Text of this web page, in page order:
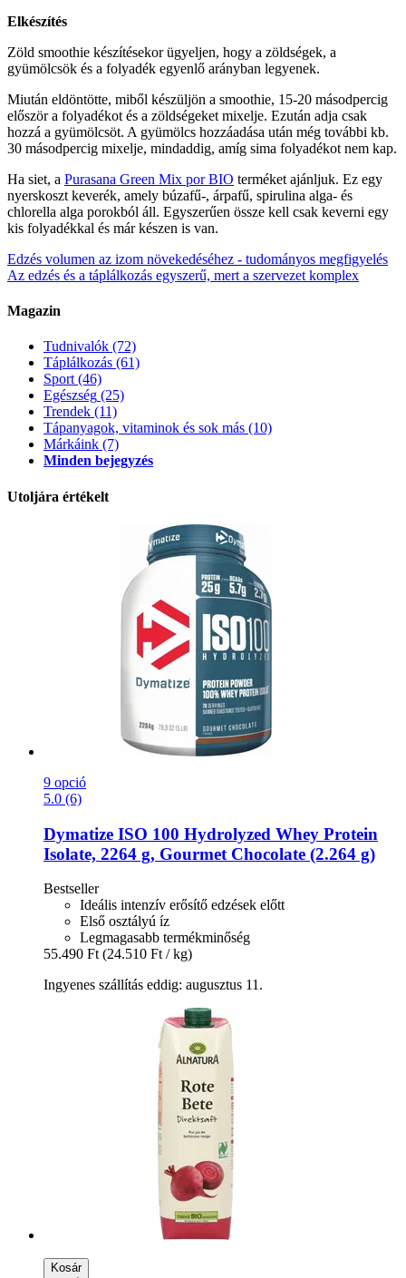
Elkészítés
Zöld smoothie készítésekor ügyeljen, hogy a zöldségek, a
gyümölcsök és a folyadék egyenlő arányban legyenek.
Miután eldöntötte, miből készüljön a smoothie, 15-20 másodpercig
először a folyadékot és a zöldségeket mixelje. Ezután adja csak
hozzá a gyümölcsöt. A gyümölcs hozzáadása után még további kb.
30 másodpercig mixelje, mindaddig, amíg sima folyadékot nem kap.
Ha siet, a Purasana Green Mix por BIO terméket ajánljuk. Ez egy
nyerskoszt keverék, amely búzafű-, árpafű, spirulina alga- és
chlorella alga porokból áll. Egyszerűen össze kell csak keverni egy
kis folyadékkal és már készen is van.
Edzés volumen az izom növekedéséhez - tudományos megfigyelés
Az edzés és a táplálkozás egyszerű, mert a szervezet komplex
Magazin
Tudnivalók (72)
Táplálkozás (61)
Sport(46)
Egészség (25)
Trendek (11)
Tápanyagok, vitaminok és sok más (10)
Márkáink (7)
Minden bejegyzés
Utoljára értékelt
9 opció
5.0 (6)
Dymatize ISO 100 Hydrolyzed Whey Protein
Isolate, 2264 g, Gourmet Chocolate (2.264 g)
Bestseller
Ideális intenzív erősítő edzések előtt
Első osztályú íz
Legmagasabb termékminőség
55.490 Ft (24.510 Ft / kg)
Ingyenes szállítás eddig: augusztus 11.
Kosár